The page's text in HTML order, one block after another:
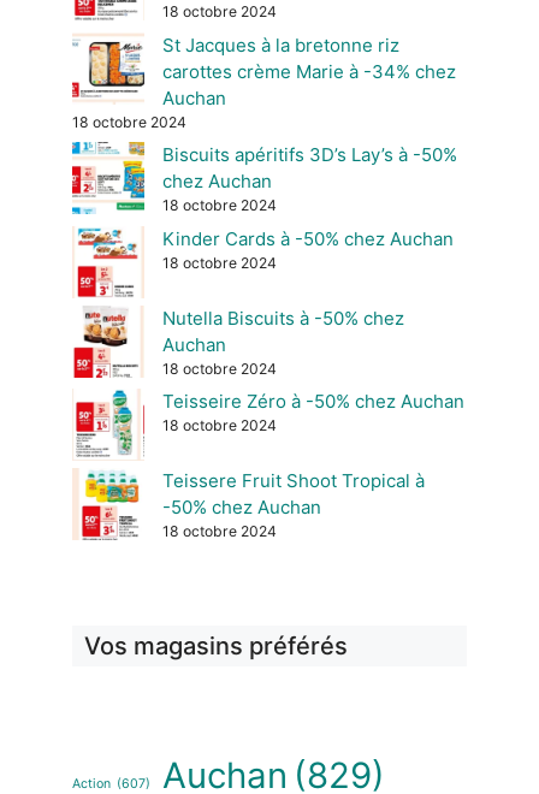
18 octobre 2024
St Jacques à la bretonne riz
carottes crème Marie à -34% chez
Auchan
18 octobre 2024
Biscuits apéritifs 3D’s Lay’s à -50%
chez Auchan
18 octobre 2024
Kinder Cards à -50% chez Auchan
18 octobre 2024
Nutella Biscuits à -50% chez
Auchan
18 octobre 2024
Teisseire Zéro à -50% chez Auchan
18 octobre 2024
Teissere Fruit Shoot Tropical à
-50% chez Auchan
18 octobre 2024
Vos magasins préférés
Action (607) Auchan (829)